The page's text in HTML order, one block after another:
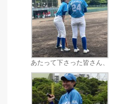
あたって下さった皆さん、